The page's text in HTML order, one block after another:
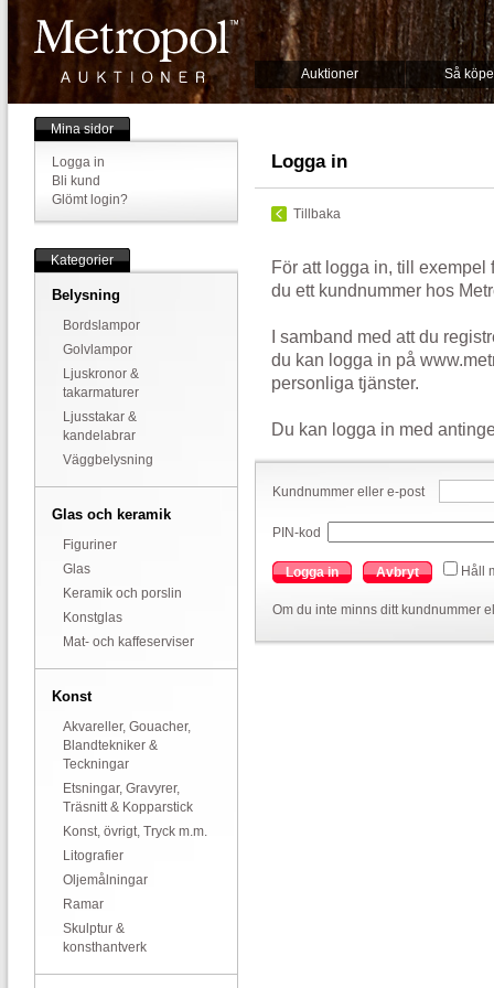
Auktioner Så
Mina sidor
Logga in
Bli kund
Glömt login?
Kategorier
Belysning
Bordslampor
Golvlampor
Ljuskronor &
takarmaturer
Ljusstakar &
kandelabrar
Väggbelysning
Glas och keramik
Figuriner
Glas
Keramik och porslin
Konstglas
Mat- och kaffeserviser
Konst
Akvareller, Gouacher,
Blandtekniker &
Teckningar
Etsningar, Gravyrer,
Träsnitt & Kopparstick
Konst, övrigt, Tryck m.m.
Litografier
Oljemålningar
Ramar
Skulptur &
konsthantverk
Logga in
Tillbaka
För att logga in, till exempel
du ett kundnummer hos
I samband med att du
du kan logga in på
personliga tjänster.
Du kan logga in med
Kundnummer eller e-post
PIN-kod
Logga in Avbryt Håll
Om du inte minns ditt kundnummer